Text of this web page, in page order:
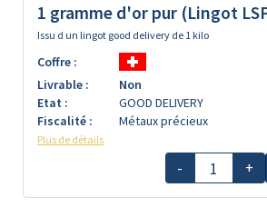
1 gramme d'or pur (Lingot
Issu d un lingot good delivery de 1 kilo
Coffre :
Livrable :
Non
Etat :
GOOD DELIVERY
Fiscalité :
Métaux précieux
Plus de détails
- +